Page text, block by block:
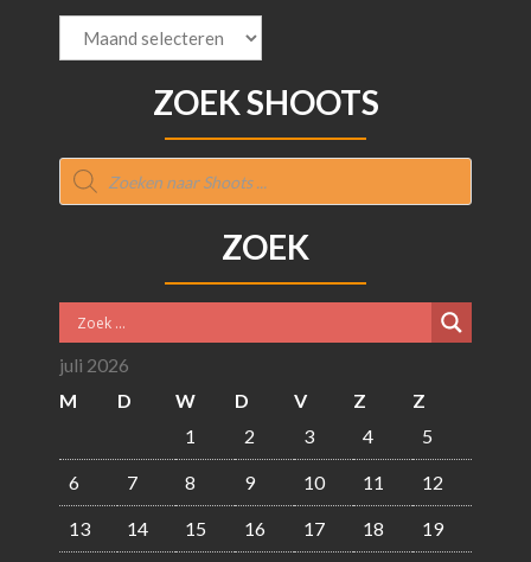
Archief
ZOEK SHOOTS
Producten
zoeken
ZOEK
juli 2026
M
D W D V Z
Z
1
2 3 4 5
6 7 8 9 10 11 12
13 14 15 16 17 18 19